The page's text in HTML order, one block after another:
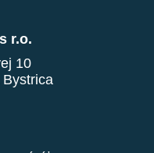
r.o.
10